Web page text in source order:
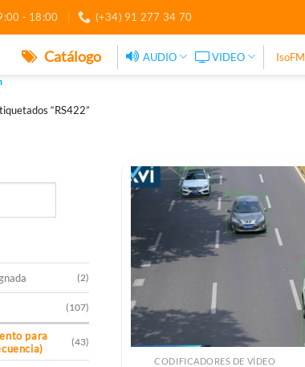
- 18:00 (+34) 91 277 34 70
Catálogo AUDIO VIDEO IsoFM
“RS422”
(2)
(107)
para
(43)
CODIFICADORES DE VÍDEO